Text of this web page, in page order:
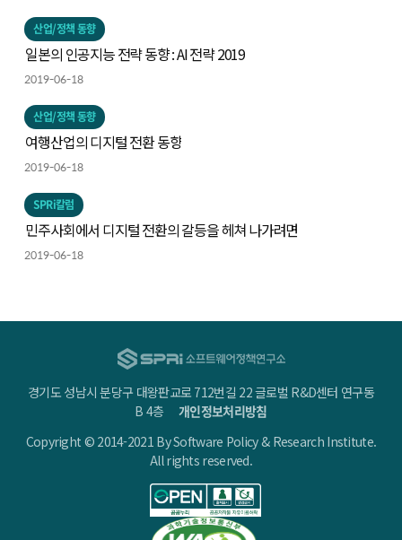
산업/정책 동향
일본의 인공지능 전략 동향 : AI 전략 2019
2019-06-18
산업/정책 동향
여행산업의 디지털 전환 동향
2019-06-18
SPRi칼럼
민주사회에서 디지털 전환의 갈등을 헤쳐 나가려면
2019-06-18
경기도 성남시 분당구 대왕판교로 712번길 22 글로벌 R&D센터 연구동
B 4층개인정보처리방침
Copyright © 2014-2021 By Software Policy & Research Institute.
All rights reserved.